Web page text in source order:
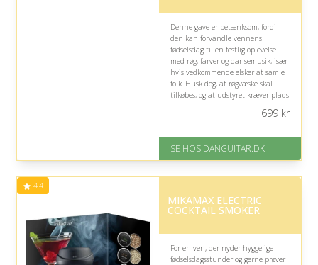
Denne gave er betænksom, fordi
den kan forvandle vennens
fødselsdag til en festlig oplevelse
med røg, farver og dansemusik, især
hvis vedkommende elsker at samle
folk. Husk dog, at røgvæske skal
tilkøbes, og at udstyret kræver plads
699kr
SE HOS DANGUITAR.DK
4.4
MIKAMAX ELECTRIC
COCKTAIL SMOKER
For en ven, der nyder hyggelige
fødselsdagsstunder og gerne prøver